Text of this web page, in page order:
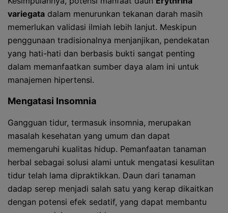
variegata dalam menurunkan tekanan darah masih
memerlukan validasi ilmiah lebih lanjut. Meskipun
penggunaan tradisionalnya menjanjikan, pendekatan
yang hati-hati dan berbasis bukti sangat penting
dalam memanfaatkan sumber daya alam ini untuk
manajemen hipertensi.
Mengatasi Insomnia
Gangguan tidur, termasuk insomnia, merupakan
masalah kesehatan yang umum dan dapat
memengaruhi kualitas hidup. Pemanfaatan tanaman
herbal sebagai solusi alami untuk mengatasi kesulitan
tidur telah lama dipraktikkan. Daun dari tanaman
dadap serep menjadi salah satu yang kerap dikaitkan
dengan potensi efek sedatif, yang dapat membantu